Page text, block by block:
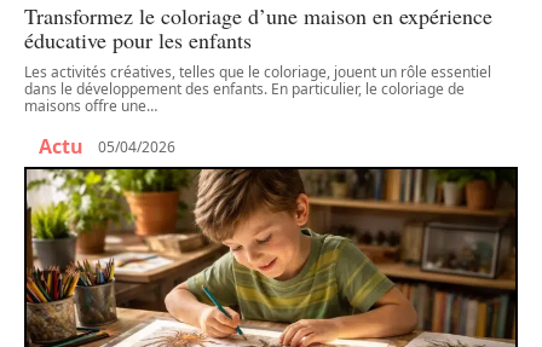
Transformez le coloriage d’une maison en expérience
éducative pour les enfants
Les activités créatives, telles que le coloriage, jouent un rôle essentiel
dans le développement des enfants. En particulier, le coloriage de
maisons offre une…
Actu 05/04/2026